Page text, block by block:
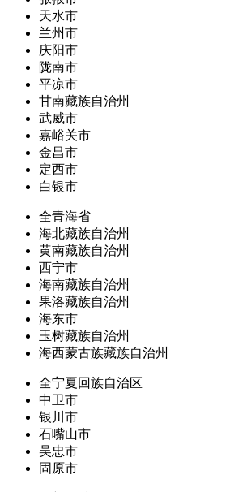
天水市
兰州市
庆阳市
陇南市
平凉市
甘南藏族自治州
武威市
嘉峪关市
金昌市
定西市
白银市
全青海省
海北藏族自治州
黄南藏族自治州
西宁市
海南藏族自治州
果洛藏族自治州
海东市
玉树藏族自治州
海西蒙古族藏族自治州
全宁夏回族自治区
中卫市
银川市
石嘴山市
吴忠市
固原市